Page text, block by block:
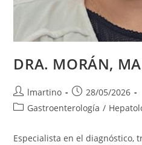
DRA. MORÁN,
lmartino
28/05/2026
Gastroenterología /
Especialista en el diagnóstico,